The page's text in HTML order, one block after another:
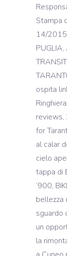
Stampa
14/
ospita
reviews,
for
al calar
cielo
tappa di
‘900,
bellezza
sguardo
un
la